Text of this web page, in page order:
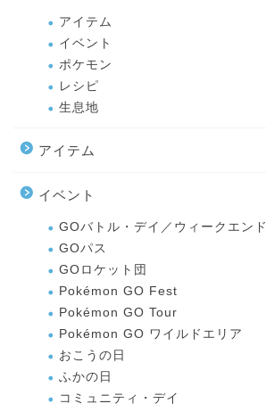
アイテム
イベント
ポケモン
レシピ
生息地
アイテム
イベント
GOバトル・デイ／ウィークエンド
GOパス
GOロケット団
Pokémon GO Fest
Pokémon GO Tour
Pokémon GO ワイルドエリア
おこうの日
ふかの日
コミュニティ・デイ